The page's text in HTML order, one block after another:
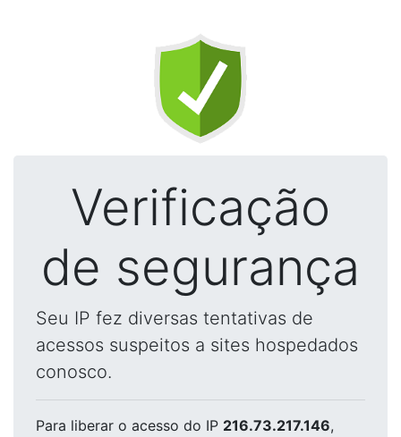
Verificação
de segurança
Seu IP fez diversas tentativas de
acessos suspeitos a sites hospedados
conosco.
Para liberar o acesso do IP 216.73.217.146,